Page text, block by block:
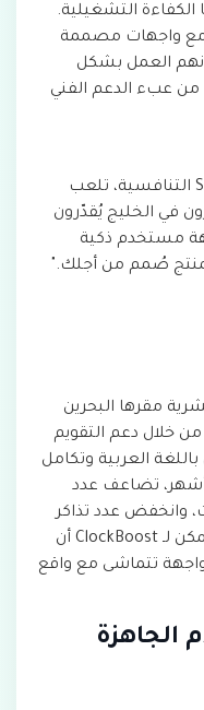
التشغيلية.
مع واجهات مصممة
العمل بشكل
من عبء الدعم الفني
بالإضافة إلى ذلك، في تقييمات SaaS التنافسية، تلعب
في الخليج يُقدّرون
مستخدم ذكية
صُمم من أجلك."
بشرية مقرها البحرين
خلال دعم التقويم
العربية وتكامل
أشهر، تضاعف عدد
وانخفض عدد تذاكر
الدعم الفني بالعربية بنسبة 41%. يمكن لـ ClockBoost أن
واجهة تتماشى مع واقع
الجاهزة